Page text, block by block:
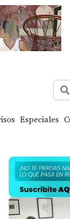
Especiales